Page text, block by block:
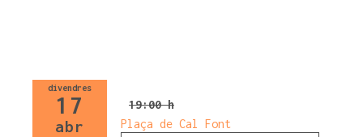
divendres
17
abr
19:00 h
Plaça de Cal Font